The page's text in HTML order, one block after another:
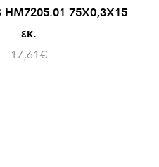
HM7205.01 75X0,3X15
εκ.
17,61€